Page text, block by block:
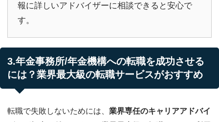
報に詳しいアドバイザーに相談できると安心で
す。
3.年金事務所/年金機構への転職を成功させる
には？業界最大級の転職サービスがおすすめ
転職で失敗しないためには、 業界専任のキャリアアドバイ